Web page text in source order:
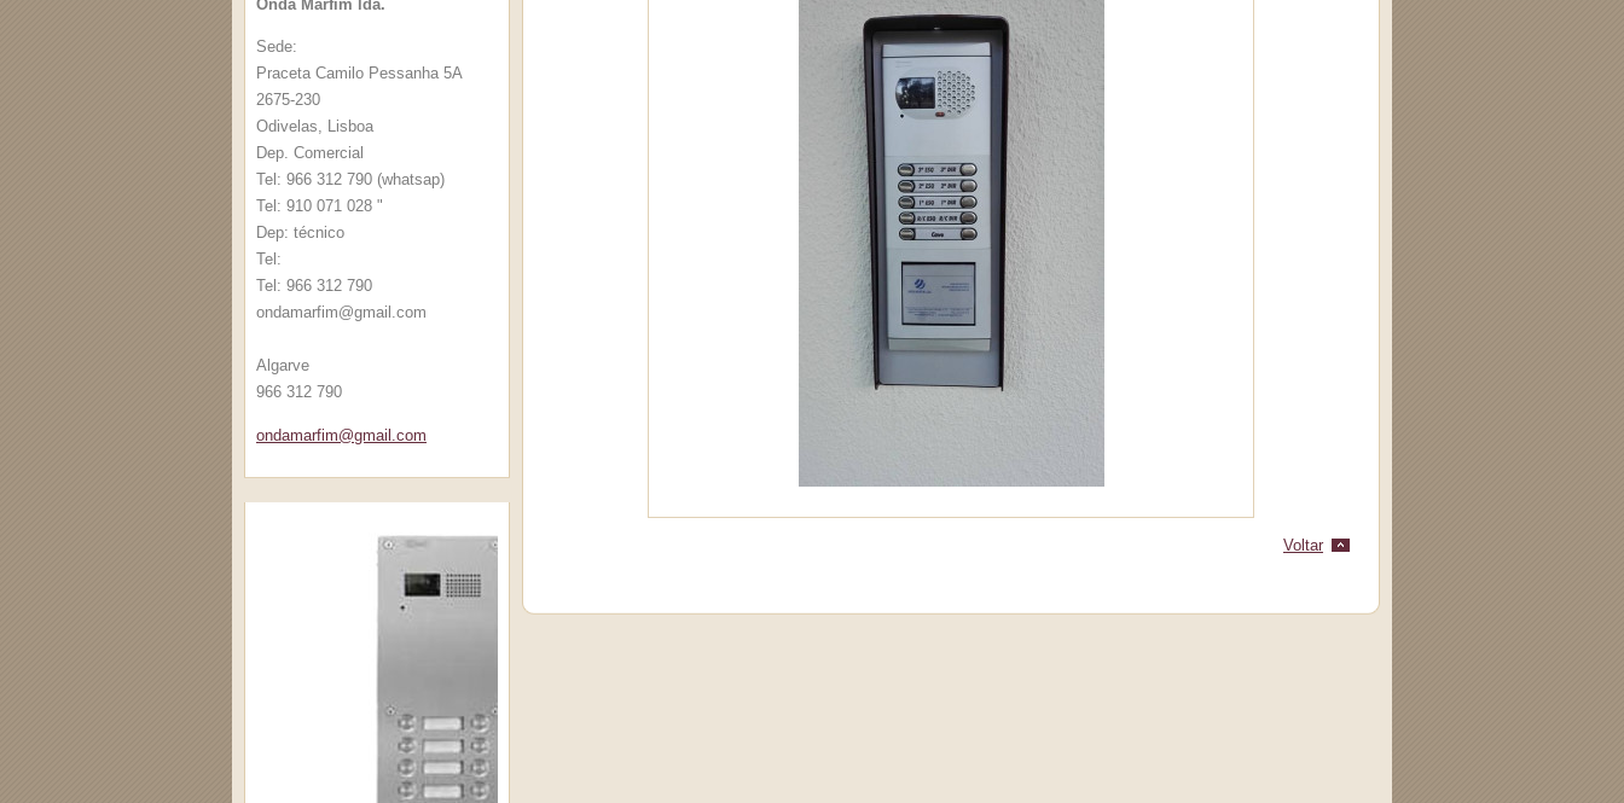
Onda Marfim lda.
Sede:
Praceta Camilo Pessanha 5A
2675-230
Odivelas, Lisboa
Dep. Comercial
Tel: 966 312 790 (whatsap)
Tel: 910 071 028 "
Dep: técnico
Tel:
Tel: 966 312 790
ondamarfim@gmail .com
Algarve
966 312 790
ondamarfim@gmail.com
Voltar